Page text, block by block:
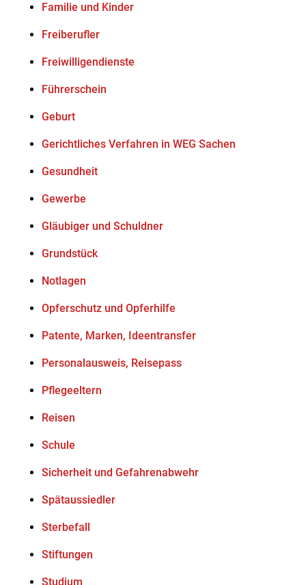
Familie und Kinder
Freiberufler
Freiwilligendienste
Führerschein
Geburt
Gerichtliches Verfahren in WEG Sachen
Gesundheit
Gewerbe
Gläubiger und Schuldner
Grundstück
Notlagen
Opferschutz und Opferhilfe
Patente, Marken, Ideentransfer
Personalausweis, Reisepass
Pflegeeltern
Reisen
Schule
Sicherheit und Gefahrenabwehr
Spätaussiedler
Sterbefall
Stiftungen
Studium